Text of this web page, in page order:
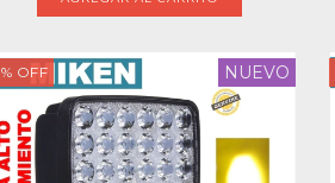
% OFF NUEVO